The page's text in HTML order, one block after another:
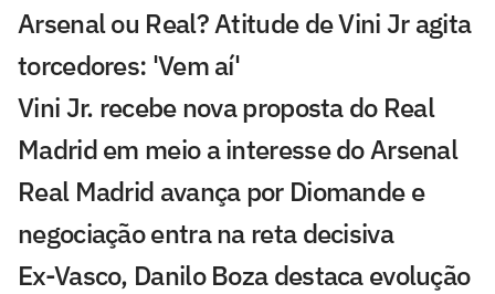
Arsenal ou Real? Atitude de Vini Jr agita
torcedores: 'Vem aí'
Vini Jr. recebe nova proposta do Real
Madrid em meio a interesse do Arsenal
Real Madrid avança por Diomande e
negociação entra na reta decisiva
Ex-Vasco, Danilo Boza destaca evolução